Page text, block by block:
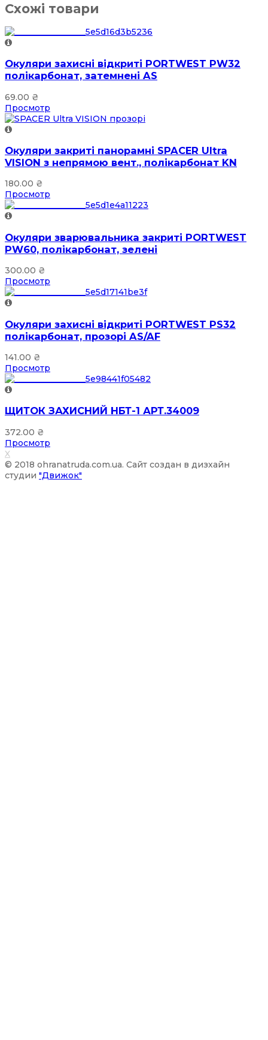
Схожі товари
Окуляри захисні відкриті PORTWEST PW32
полікарбонат, затемнені AS
69.00 ₴
Просмотр
Окуляри закриті панорамні SPACER Ultra
VISION з непрямою вент., полікарбонат KN
180.00 ₴
Просмотр
Окуляри зварювальника закриті PORTWEST
PW60, полікарбонат, зелені
300.00 ₴
Просмотр
Окуляри захисні відкриті PORTWEST PS32
полікарбонат, прозорі AS/AF
141.00 ₴
Просмотр
ЩИТОК ЗАХИСНИЙ НБТ-1 АРТ.34009
372.00 ₴
Просмотр
X
© 2018 ohranatruda.com.ua. Сайт создан в дизхайн
студии "Движок"